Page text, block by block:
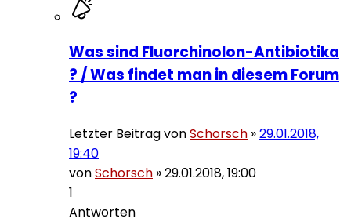
Was sind Fluorchinolon-Antibiotika
? / Was findet man in diesem Forum
?
Letzter Beitrag vonSchorsch »29.01.2018,
19:40
vonSchorsch »29.01.2018, 19:00
1
Antworten